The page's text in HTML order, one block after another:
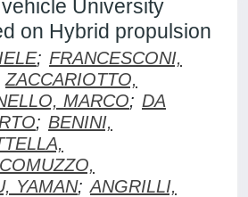
University
on Hybrid propulsion
; FRANCESCONI,
ZACCARIOTTO,
MARCO; DA
; BENINI,
YAMAN; ANGRILLI,